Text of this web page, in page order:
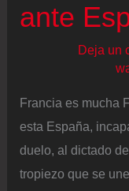
ante
Deja un
Francia es mucha
esta España,
duelo, al dictado
tropiezo que se